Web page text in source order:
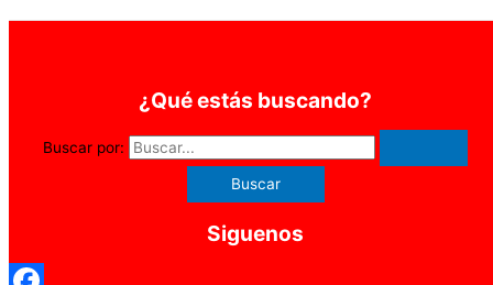
¿Qué estás buscando?
Buscar por:
Siguenos